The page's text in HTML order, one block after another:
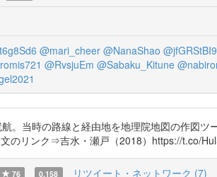
@mari_cheer @NanaShao
@RvsjuEm @Sabaku_Kitune
。当時の路線と経由地を地理院地図の作図
のリンク⇒吉水・瀬戸（2018）https://t.co/
76 0.158 リツイート・ネットワーク (7)